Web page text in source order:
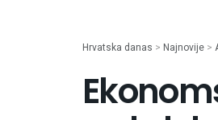
Hrvatska danas > Najnovije >